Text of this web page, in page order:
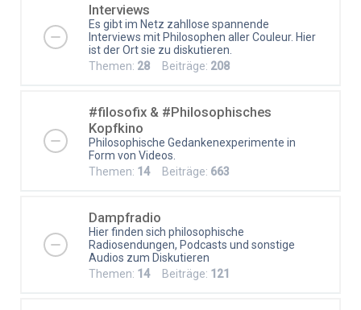
Interviews
Es gibt im Netz zahllose spannende
Interviews mit Philosophen aller Couleur. Hier
ist der Ort sie zu diskutieren.
Themen: 28 Beiträge: 208
#filosofix & #Philosophisches
Kopfkino
Philosophische Gedankenexperimente in
Form von Videos.
Themen: 14Beiträge: 663
Dampfradio
Hier finden sich philosophische
Radiosendungen, Podcasts und sonstige
Audios zum Diskutieren
Themen: 14Beiträge: 121